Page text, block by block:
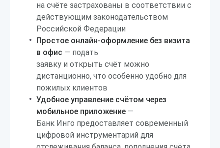
на счёте застрахованы в соответствии с
действующим законодательством
Российской Федерации
Простое онлайн-оформление без визита
в офис — подать
заявку и открыть счёт можно
дистанционно, что особенно удобно для
пожилых клиентов
Удобное управление счётом через
мобильное приложение —
Банк Инго предоставляет современный
цифровой инструментарий для